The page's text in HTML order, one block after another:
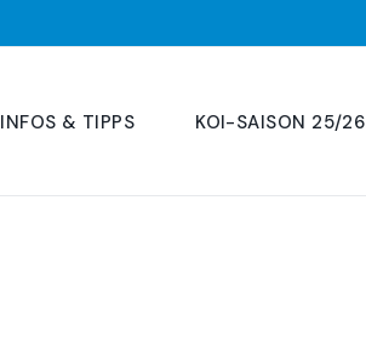
INFOS & TIPPS KOI-SAISON 25/26